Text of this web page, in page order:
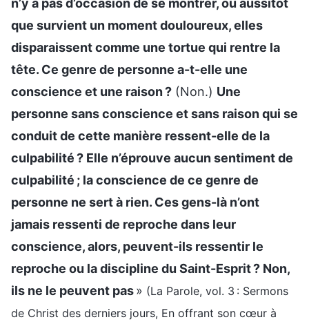
que survient un moment douloureux, elles
disparaissent comme une tortue qui rentre la
tête. Ce genre de personne a-t-elle une
conscience et une raison ? (Non.) Une
personne sans conscience et sans raison qui se
conduit de cette manière ressent-elle de la
culpabilité ? Elle n’éprouve aucun sentiment de
culpabilité ; la conscience de ce genre de
personne ne sert à rien. Ces gens-là n’ont
jamais ressenti de reproche dans leur
conscience, alors, peuvent-ils ressentir le
reproche ou la discipline du Saint-Esprit ? Non,
ils ne le peuvent pas» (La Parole, vol. 3 : Sermons
de Christ des derniers jours, En offrant son cœur à